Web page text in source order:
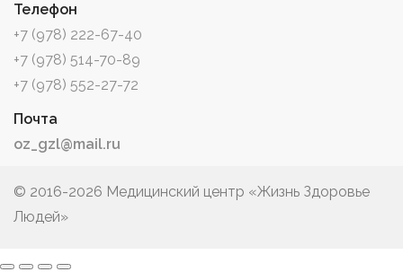
Телефон
+7 (978) 222-67-40
+7 (978) 514-70-89
+7 (978) 552-27-72
Почта
oz_gzl@mail.ru
© 2016-2026 Медицинский центр «Жизнь Здоровье
Людей»